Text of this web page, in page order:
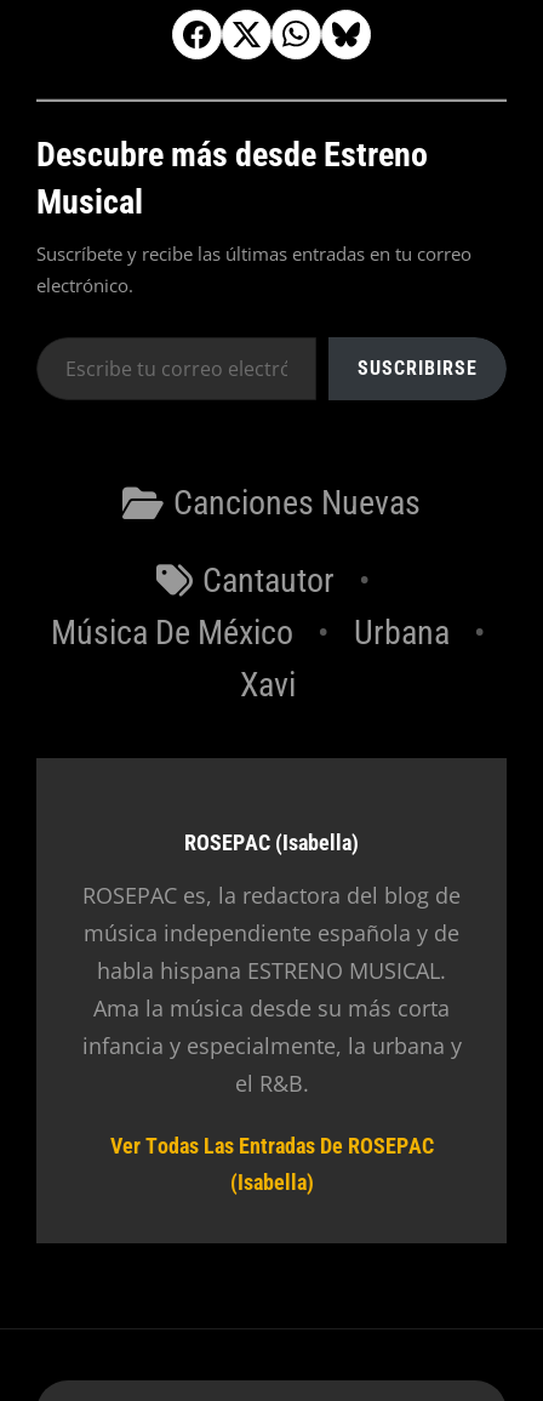
Descubre más desde Estreno
Musical
Suscríbete y recibe las últimas entradas en tu correo
electrónico.
Escribe
tu
SUSCRIBIRSE
Categorías
Canciones Nuevas
Etiquetas
Cantautor
Música De México
Urbana
Xavi
Autor:
ROSEPAC (Isabella)
ROSEPAC es, la redactora del blog de
música independiente española y de
habla hispana ESTRENO MUSICAL.
Ama la música desde su más corta
infancia y especialmente, la urbana y
el R&B.
Ver Todas Las Entradas De ROSEPAC
(Isabella)